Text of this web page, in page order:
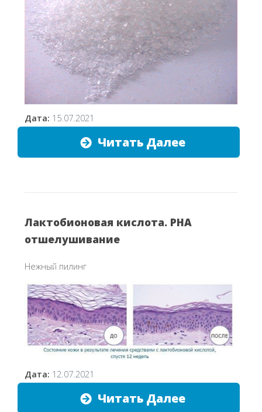
Дата: 15.07.2021
Читать Далее
Лактобионовая кислота. PHA
отшелушивание
Нежный пилинг
Дата: 12.07.2021
Читать Далее